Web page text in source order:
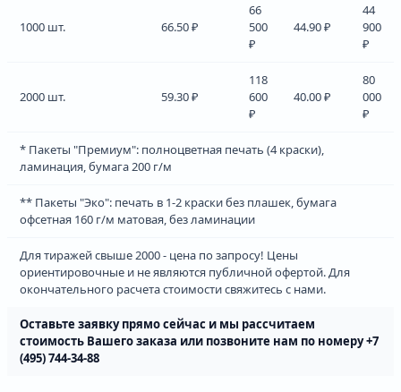
1000 шт. 66.50 ₽
66
500
₽
44.90 ₽
44
900
₽
2000 шт. 59.30 ₽
118
600
₽
40.00 ₽
80
000
₽
* Пакеты "Премиум": полноцветная печать (4 краски),
ламинация, бумага 200 г/м
** Пакеты "Эко": печать в 1-2 краски без плашек, бумага
офсетная 160 г/м матовая, без ламинации
Для тиражей свыше 2000 - цена по запросу! Цены
ориентировочные и не являются публичной офертой. Для
окончательного расчета стоимости свяжитесь с нами.
Оставьте заявку прямо сейчас и мы рассчитаем
cтоимость Вашего заказа или позвоните нам по номеру +7
(495) 744-34-88